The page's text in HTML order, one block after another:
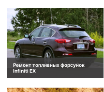
Ремонт топливных форсунок
Infiniti EX